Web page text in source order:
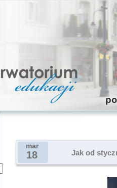
mar
18 Jak od